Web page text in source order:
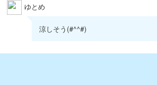
ゆとめ
涼しそう(#^^#)